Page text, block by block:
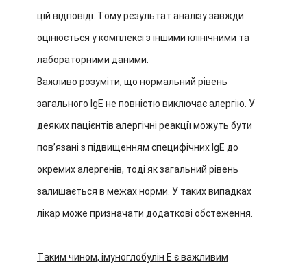
цій відповіді. Тому результат аналізу завжди
оцінюється у комплексі з іншими клінічними та
лабораторними даними.
Важливо розуміти, що нормальний рівень
загального IgE не повністю виключає алергію. У
деяких пацієнтів алергічні реакції можуть бути
пов’язані з підвищенням специфічних IgE до
окремих алергенів, тоді як загальний рівень
залишається в межах норми. У таких випадках
лікар може призначати додаткові обстеження.
Таким чином, імуноглобулін E є важливим